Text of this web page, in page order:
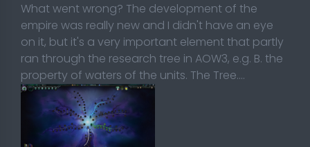
What went wrong? The development of the
empire was really new and I didn't have an eye
on it, but it's a very important element that partly
ran through the research tree in AOW3, e.g. B. the
property of waters of the units. The Tree....